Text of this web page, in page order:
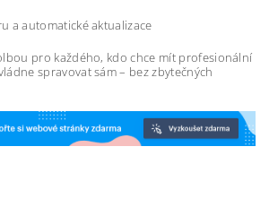
a automatické aktualizace
pro každého, kdo chce mít profesionální
spravovat sám – bez zbytečných